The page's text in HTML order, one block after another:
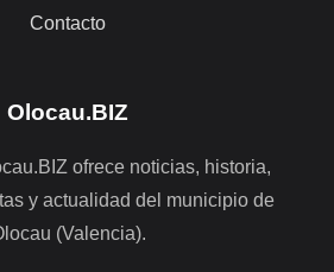
Contacto
Olocau.BIZ
ofrece noticias, historia,
y actualidad del municipio de
(Valencia).